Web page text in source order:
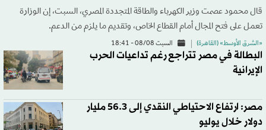
قال محمود عصمت وزير الكهرباء والطاقة المتجددة المصري، السبت، إن الوزارة
تعمل على فتح المجال أمام القطاع الخاص، وتقديم ما يلزم من الدعم.
«الشرق الأوسط» (القاهرة) السبت 08/08 - 18:41
البطالة في مصر تتراجع رغم تداعيات الحرب
الإيرانية
مصر: ارتفاع الاحتياطي النقدي إلى 56.3 مليار
دولار خلال يوليو